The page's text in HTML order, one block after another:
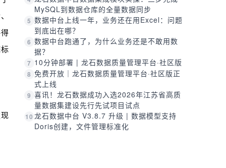
MySQL到数据仓库的全量数据同步
5 数据中台上线一年，业务还在用Excel：问题
到底出在哪？
6 数据中台跑通了，为什么业务还是不敢用数
据？
7 10分钟部署 | 龙石数据质量管理平台·社区版
8 免费开放｜龙石数据质量管理平台·社区版正
式上线
9 喜讯！龙石数据成功入选2026年江苏省高质
量数据集建设先行先试项目试点
10 龙石数据中台 V3.8.7 升级 | 数据模型支持
Doris创建，文件管理标准化